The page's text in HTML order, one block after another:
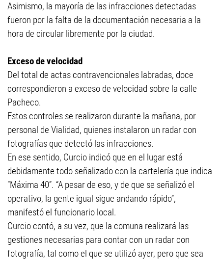
Asimismo, la mayoría de las infracciones detectadas
fueron por la falta de la documentación necesaria a la
hora de circular libremente por la ciudad.
Exceso de velocidad
Del total de actas contravencionales labradas, doce
correspondieron a exceso de velocidad sobre la calle
Pacheco.
Estos controles se realizaron durante la mañana, por
personal de Vialidad, quienes instalaron un radar con
fotografías que detectó las infracciones.
En ese sentido, Curcio indicó que en el lugar está
debidamente todo señalizado con la cartelería que indica
“Máxima 40”. “A pesar de eso, y de que se señalizó el
operativo, la gente igual sigue andando rápido”,
manifestó el funcionario local.
Curcio contó, a su vez, que la comuna realizará las
gestiones necesarias para contar con un radar con
fotografía, tal como el que se utilizó ayer, pero que sea